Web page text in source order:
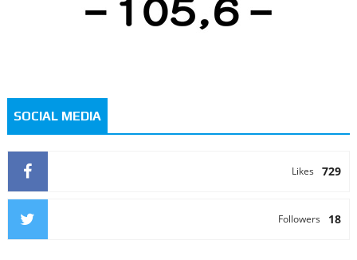
SOCIAL MEDIA
729
Likes
18
Followers